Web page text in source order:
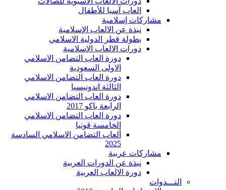
العاب آسيا للأطفال
مشاركات إسلامية
نبذة عن الالعاب الإسلامية
بطولة قطر الدولية الاسلامي
دورات الالعاب الإسلامية
دورة العاب التضامن الاسلامي
الاولى السعودية
دورة العاب التضامن الاسلامي
الثالثة اندونيسيا
دورة العاب التضامن الاسلامي
الرابعة باكو 2017
دورة العاب التضامن الاسلامي
الخامسة قونيا
ألعاب التضامن الاسلامي السادسة
2025
مشاركات عربية
نبذة عن الدورات العربية
دورة الالعاب العربية
النـــدوات